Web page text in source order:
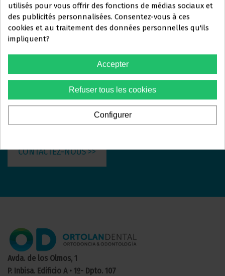
Ce site Web s'adresse
exclusivementà
PROFESSIONNELS DU
SECTEUR DENTAIRE
Vous devez confirmer que vous
êtes unprofessionnel dentaire
Oui, je suis professionnel
ORTOLANDENTAL
Nous sommes là pour répondre à vos questions et vous
aider avec tout ce dont vous avez besoin. Que vous
recherchiez plus d'informations sur nos services, que
vous ayez des questions spécifiques ou que vous
souhaitiez simplement en savoir plus, nous serons
CONTACTEZ-NOUS >>
Avda. de los Olmos, 1
P. Inbisa. Edificio A • 1º- Dpto. 107
utilisés pour vous offrir des fonctions de médias sociaux et
des publicités personnalisées. Consentez-vous à ces
cookies et au traitement des données personnelles qu'ils
impliquent?
Accepter
Refuser tous les cookies
Configurer